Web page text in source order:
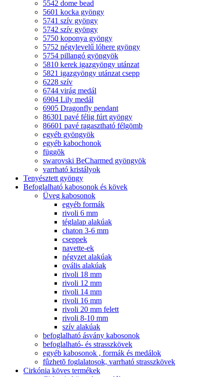
5542 dome bead
5601 kocka gyöngy
5741 szív gyöngy
5742 szív gyöngy
5750 koponya gyöngy
5752 négylevelű lóhere gyöngy
5754 pillangó gyöngyök
5810 kerek igazgyöngy utánzat
5821 igazgyöngy utánzat csepp
6228 szív
6744 virág medál
6904 Lily medál
6905 Dragonfly pendant
86301 pavé félig fúrt gyöngy
86601 pavé ragasztható félgömb
egyéb gyöngyök
egyéb kabochonok
függõk
swarovski BeCharmed gyöngyök
varrható kristályok
Tenyésztett gyöngy
Befoglalható kabosonok és kövek
Üveg kabosonok
egyéb formák
rivoli 6 mm
téglalap alakúak
chaton 3-6 mm
cseppek
navette-ek
négyzet alakúak
ovális alakúak
rivoli 18 mm
rivoli 12 mm
rivoli 14 mm
rivoli 16 mm
rivoli 20 mm felett
rivoli 8-10 mm
szív alakúak
befoglalható ásvány kabosonok
befoglalható- és strasszkövek
egyéb kabosonok , formák és medálok
fûzhetõ foglalatosok, varrható strasszkövek
Cirkónia köves termékek